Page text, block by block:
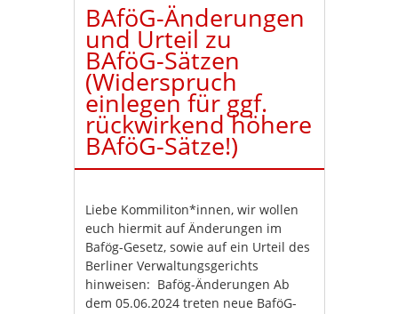
BAföG-Änderungen
und Urteil zu
BAföG-Sätzen
(Widerspruch
einlegen für ggf.
rückwirkend höhere
BAföG-Sätze!)
Liebe Kommiliton*innen, wir wollen
euch hiermit auf Änderungen im
Bafög-Gesetz, sowie auf ein Urteil des
Berliner Verwaltungsgerichts
hinweisen: Bafög-Änderungen Ab
dem 05.06.2024 treten neue BaföG-